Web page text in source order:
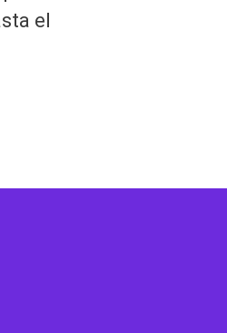
el